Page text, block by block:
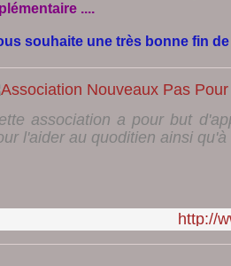
....
souhaite une très bonne fin
association a pour but
l'aider au quoditien ainsi
http://